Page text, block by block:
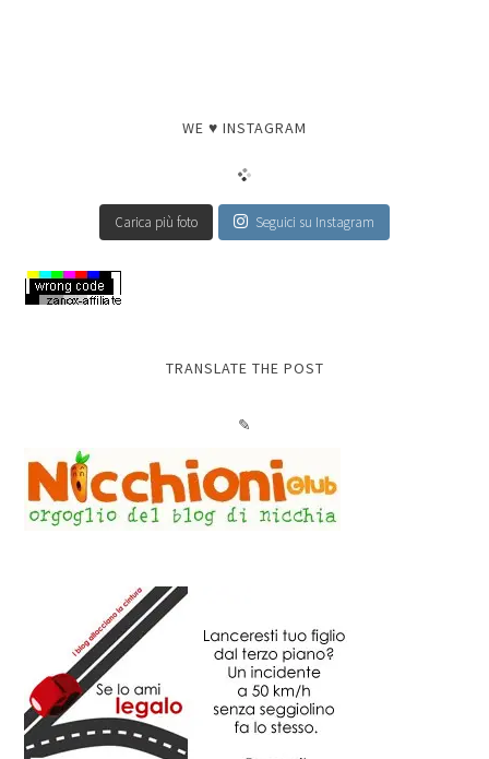
WE ♥ INSTAGRAM
Carica più foto Seguici su Instagram
TRANSLATE THE POST
✎